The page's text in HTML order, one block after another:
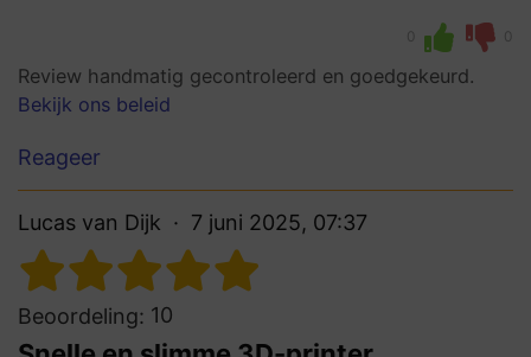
0 0
Review handmatig gecontroleerd en goedgekeurd.
Bekijk ons beleid
Reageer
Lucas van Dijk 7 juni 2025, 07:37
Beoordeling: 10